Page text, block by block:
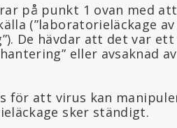
på punkt 1 ovan med
(”laboratorieläckage
De hävdar att det var
eller avsaknad
för att virus kan
sker ständigt.